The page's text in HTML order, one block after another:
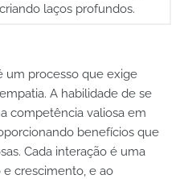
laços profundos.
um processo que exige
A habilidade de se
competência valiosa em
benefícios que
Cada interação é uma
crescimento, e ao